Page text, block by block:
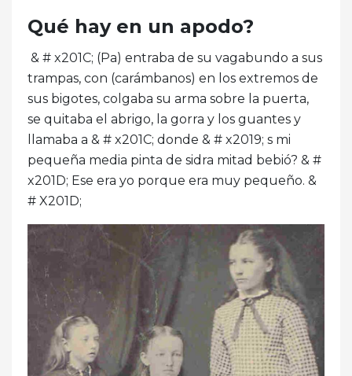
Qué hay en un apodo?
& # x201C; (Pa) entraba de su vagabundo a sus
trampas, con (carámbanos) en los extremos de
sus bigotes, colgaba su arma sobre la puerta,
se quitaba el abrigo, la gorra y los guantes y
llamaba a & # x201C; donde & # x2019; s mi
pequeña media pinta de sidra mitad bebió? & #
x201D; Ese era yo porque era muy pequeño. &
# X201D;